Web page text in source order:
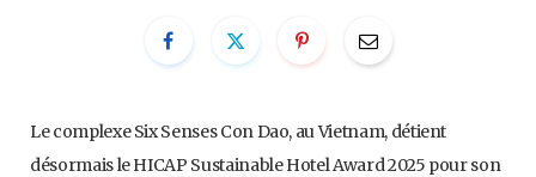
Le complexe Six Senses Con Dao, au Vietnam, détient
désormais le HICAP Sustainable Hotel Award 2025 pour son